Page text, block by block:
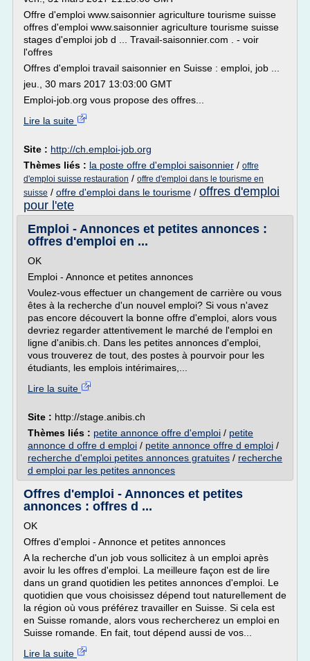
Offre d'emploi www.saisonnier agriculture tourisme suisse
offres d'emploi www.saisonnier agriculture tourisme suisse
stages d'emploi job d ... Travail-saisonnier.com . - voir
l'offres
Offres d'emploi travail saisonnier en Suisse : emploi, job ...
jeu., 30 mars 2017 13:03:00 GMT
Emploi-job.org vous propose des offres...
Lire la suite
Site : http://ch.emploi-job.org
Thèmes liés : la poste offre d'emploi saisonnier / offre
d'emploi suisse restauration / offre d'emploi dans le tourisme en
suisse / offre d'emploi dans le tourisme / offres d'emploi
pour l'ete
Emploi - Annonces et petites annonces :
offres d'emploi en ...
OK
Emploi - Annonce et petites annonces
Voulez-vous effectuer un changement de carrière ou vous
êtes à la recherche d'un nouvel emploi? Si vous n'avez
pas encore découvert la bonne offre d'emploi, alors vous
devriez regarder attentivement le marché de l'emploi en
ligne d'anibis.ch. Dans les petites annonces d'emploi,
vous trouverez de tout, des postes à pourvoir pour les
étudiants, les emplois intérimaires,...
Lire la suite
Site : http://stage.anibis.ch
Thèmes liés : petite annonce offre d'emploi / petite
annonce d offre d emploi / petite annonce offre d emploi /
recherche d'emploi petites annonces gratuites / recherche
d emploi par les petites annonces
Offres d'emploi - Annonces et petites
annonces : offres d ...
OK
Offres d'emploi - Annonce et petites annonces
A la recherche d'un job vous sollicitez à un emploi après
avoir lu les offres d'emploi. La meilleure façon est de lire
dans un grand quotidien les petites annonces d'emploi. Le
quotidien que vous choisissez dépend tout naturellement de
la région où vous préférez travailler en Suisse. Si cela est
en Suisse romande, alors vous rechercherez un emploi en
Suisse romande. En fait, tout dépend aussi de vos...
Lire la suite